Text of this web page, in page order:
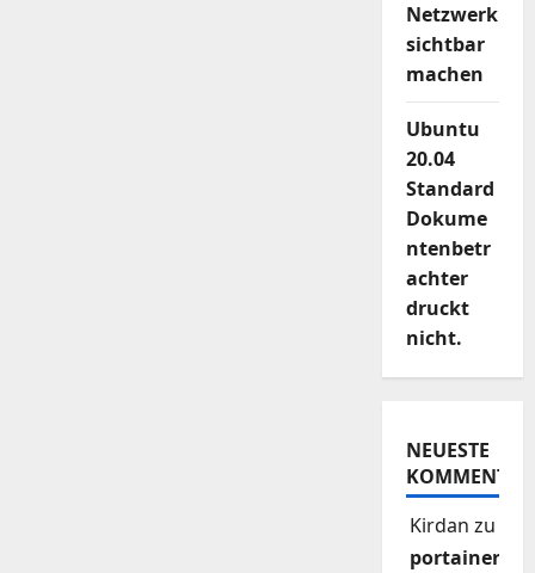
Netzwerk
sichtbar
machen
Ubuntu
20.04
Standard
Dokume
ntenbetr
achter
druckt
nicht.
NEUESTE
Kirdan zu
portainer